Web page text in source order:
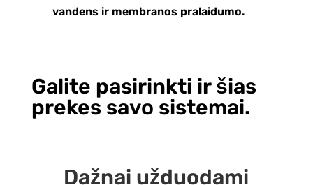
vandens ir membranos pralaidumo.
Galite pasirinkti ir šias
prekes savo sistemai.
Dažnai užduodami